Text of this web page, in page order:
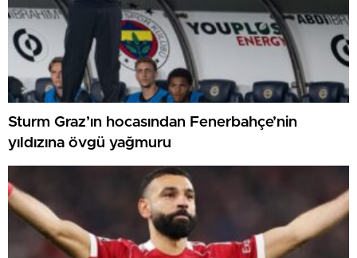
Sturm Graz’ın hocasından Fenerbahçe’nin
yıldızına övgü yağmuru